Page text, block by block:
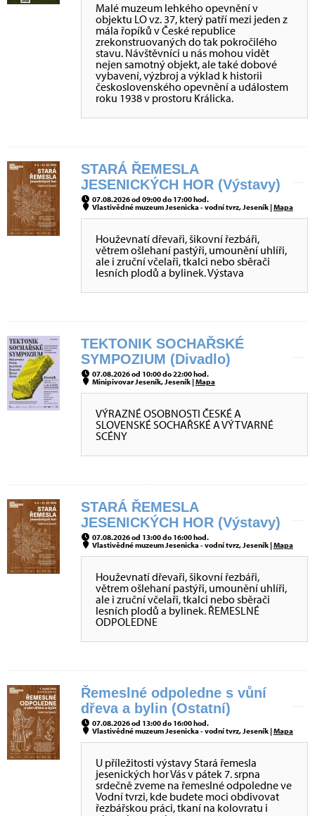
Malé muzeum lehkého opevnění v
objektu LO vz. 37, který patří mezi jeden z
mála řopíků v České republice
zrekonstruovaných do tak pokročilého
stavu. Návštěvníci u nás mohou vidět
nejen samotný objekt, ale také dobové
vybavení, výzbroj a výklad k historii
československého opevnění a událostem
roku 1938 v prostoru Králicka.
STARÁ ŘEMESLA
JESENICKÝCH HOR (Výstavy)
07.08.2026 od 09:00 do 17:00 hod.
Vlastivědné muzeum Jesenicka - vodní tvrz, Jeseník |Mapa
Houževnatí dřevaři, šikovní řezbáři,
větrem ošlehaní pastýři, umounění uhlíři,
ale i zruční včelaři, tkalci nebo sběrači
lesních plodů a bylinek. Výstava
TEKTONIK SOCHAŘSKÉ
SYMPOZIUM (Divadlo)
07.08.2026 od 10:00 do 22:00 hod.
Minipivovar Jeseník, Jeseník |Mapa
VÝRAZNÉ OSOBNOSTI ČESKÉ A
SLOVENSKÉ SOCHAŘSKÉ A VÝTVARNÉ
SCÉNY
STARÁ ŘEMESLA
JESENICKÝCH HOR (Výstavy)
07.08.2026 od 13:00 do 16:00 hod.
Vlastivědné muzeum Jesenicka - vodní tvrz, Jeseník |Mapa
Houževnatí dřevaři, šikovní řezbáři,
větrem ošlehaní pastýři, umounění uhlíři,
ale i zruční včelaři, tkalci nebo sběrači
lesních plodů a bylinek. ŘEMESLNÉ
ODPOLEDNE
Řemeslné odpoledne s vůní
dřeva a bylin (Ostatní)
07.08.2026 od 13:00 do 16:00 hod.
Vlastivědné muzeum Jesenicka - vodní tvrz, Jeseník |Mapa
U příležitosti výstavy Stará řemesla
jesenických hor Vás v pátek 7. srpna
srdečně zveme na řemeslné odpoledne ve
Vodní tvrzi, kde budete moci obdivovat
řezbářskou práci, tkaní na kolovratu i